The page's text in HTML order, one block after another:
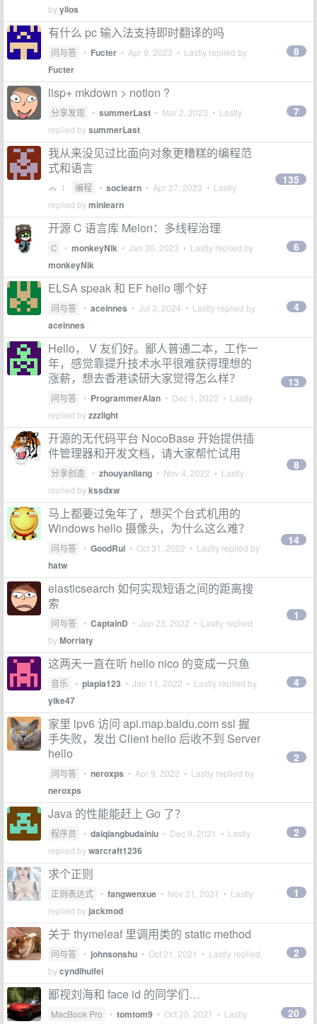
byyiios
有什么 pc 输入法支持即时翻译的吗
问与答 • Fucter • Apr 9, 2023 • Lastly replied by
Fucter
8
lisp+ mkdown > notion ?
分享发现 • summerLast • Mar 2, 2023 • Lastly
replied bysummerLast
7
我从来没见过比面向对象更糟糕的编程范
式和语言
1 编程 • soclearn • Apr 27, 2023 • Lastly
replied byminlearn
135
开源 C 语言库 Melon：多线程治理
C • monkeyNik • Jan 30, 2023 • Lastly replied by
monkeyNik
6
ELSA speak 和 EF hello 哪个好
问与答 • aceinnes • Jul 3, 2024 • Lastly replied by
aceinnes
4
Hello， V 友们好。鄙人普通二本，工作一
年，感觉靠提升技术水平很难获得理想的
涨薪，想去香港读研大家觉得怎么样？
问与答 • ProgrammerAlan • Dec 1, 2022 • Lastly
replied byzzzlight
13
开源的无代码平台 NocoBase 开始提供插
件管理器和开发文档，请大家帮忙试用
分享创造 • zhouyanliang • Nov 4, 2022 • Lastly
replied bykssdxw
8
马上都要过兔年了，想买个台式机用的
Windows hello 摄像头，为什么这么难？
问与答 • GoodRui • Oct 31, 2022 • Lastly replied by
hatw
14
elasticsearch 如何实现短语之间的距离搜
索
问与答 • CaptainD • Jun 23, 2022 • Lastly replied
byMorriaty
1
这两天一直在听 hello nico 的变成一只鱼
音乐 • piapia123 • Jan 11, 2022 • Lastly replied by
yike47
4
家里 ipv6 访问 api.map.baidu.com ssl 握
手失败，发出 Client hello 后收不到 Server
hello
问与答 • neroxps • Apr 9, 2022 • Lastly replied by
neroxps
2
Java 的性能能赶上 Go 了？
程序员 • daiqiangbudainiu • Dec 9, 2021 • Lastly
replied bywarcraft1236
2
求个正则
正则表达式 • fangwenxue • Nov 21, 2021 • Lastly
replied by jackmod
1
关于 thymeleaf 里调用类的 static method
问与答 • johnsonshu • Oct 21, 2021 • Lastly replied
bycyndihuifei
2
鄙视刘海和 face id 的同学们…
MacBook Pro • tomtom9 • Oct 20, 2021 • Lastly
20